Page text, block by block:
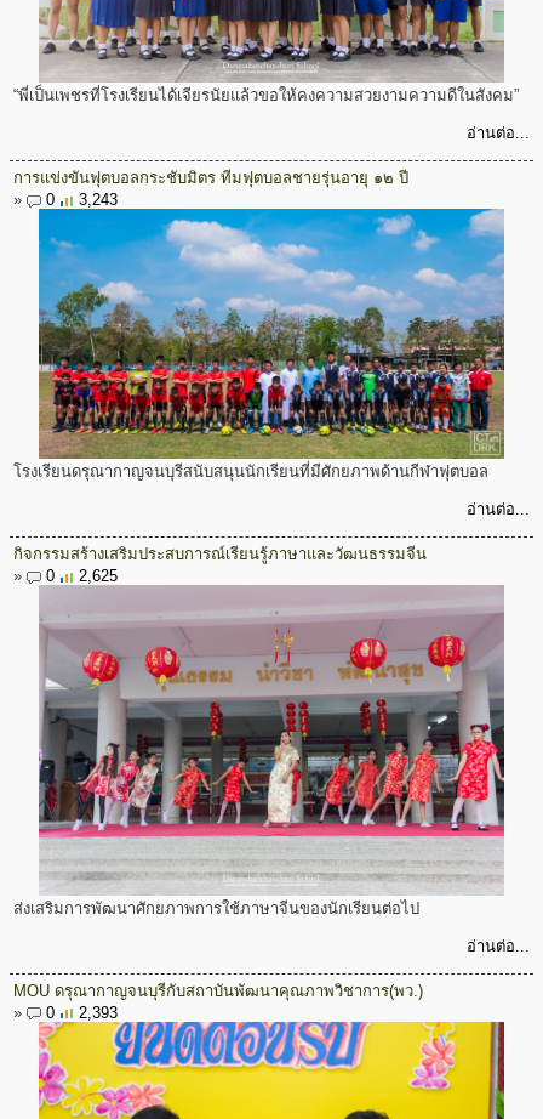
“พี่เป็นเพชรที่โรงเรียนได้เจียรนัยแล้วขอให้คงความสวยงามความดีในสังคม”
อ่านต่อ...
การแข่งขันฟุตบอลกระชับมิตร ทีมฟุตบอลชายรุ่นอายุ ๑๒ ปี
»
0 3,243
โรงเรียนดรุณากาญจนบุรีสนับสนุนนักเรียนที่มีศักยภาพด้านกีฬาฟุตบอล
อ่านต่อ...
กิจกรรมสร้างเสริมประสบการณ์เรียนรู้ภาษาและวัฒนธรรมจีน
»
0 2,625
ส่งเสริมการพัฒนาศักยภาพการใช้ภาษาจีนของนักเรียนต่อไป
อ่านต่อ...
MOU ดรุณากาญจนบุรีกับสถาบันพัฒนาคุณภาพวิชาการ(พว.)
»
0 2,393